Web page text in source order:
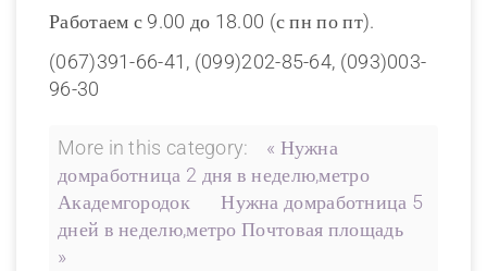
Работаем с 9.00 до 18.00 (с пн по пт).
(067)391-66-41, (099)202-85-64, (093)003-
96-30
More in this category:
« Нужна
домработница 2 дня в неделю,метро
Академгородок
Нужна домработница 5
дней в неделю,метро Почтовая площадь
»